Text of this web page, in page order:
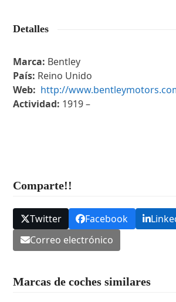
Detalles
Marca: Bentley
País: Reino Unido
Web: http://
Actividad: 1919 –
Comparte!!
Twitter Facebook
Correo electrónico
Marcas de coches similares